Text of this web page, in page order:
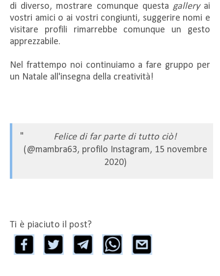
di diverso, mostrare comunque questa galleryai
vostri amici o ai vostri congiunti, suggerire nomi e
visitare profili rimarrebbe comunque un gesto
apprezzabile.
Nel frattempo noi continuiamo a fare gruppo per
un Natale all'insegna della creatività!
Felice di far parte di tutto ciò!
(@mambra63, profilo Instagram, 15 novembre
2020)
Ti è piaciuto il post?